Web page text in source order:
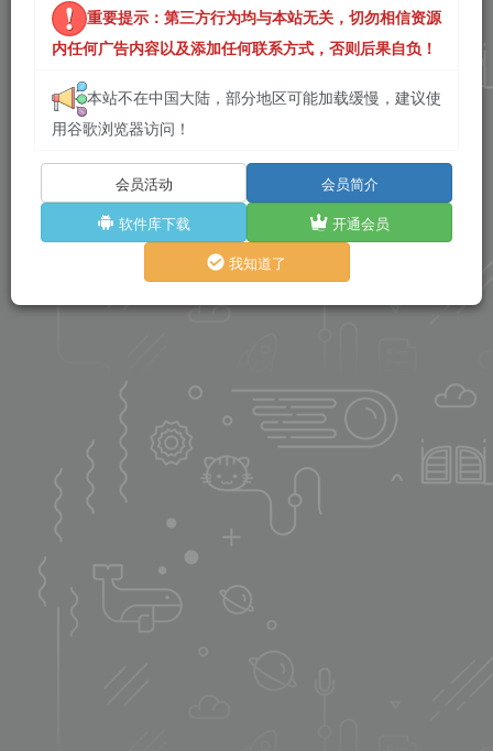
重要提示：第三方行为均与本站无关，切勿相信资源
内任何广告内容以及添加任何联系方式，否则后果自负！
本站不在中国大陆，部分地区可能加载缓慢，建议使
用谷歌浏览器访问！
会员活动
会员简介
软件库下载
开通会员
我知道了